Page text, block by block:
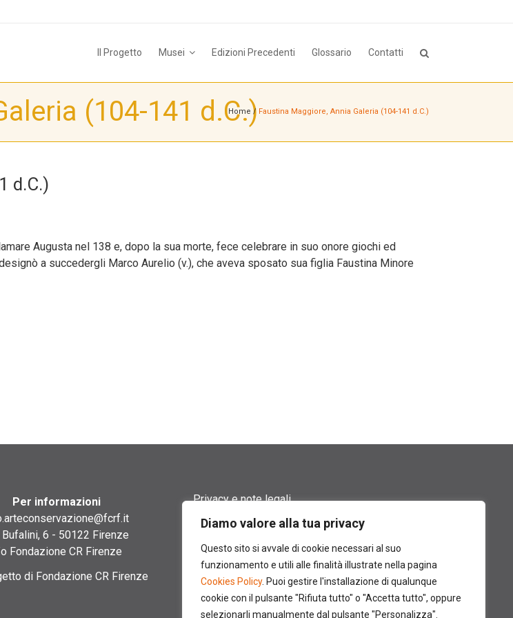
Diamo valore alla tua privacy
Questo sito si avvale di cookie necessari al suo
funzionamento e utili alle finalità illustrate nella pagina
Cookies Policy. Puoi gestire l'installazione di qualunque
cookie con il pulsante "Rifiuta tutto" o "Accetta tutto", oppure
selezionarli manualmente dal pulsante "Personalizza".
Il Progetto Musei Edizioni Precedenti Glossario Contatti
(104-141 d.C.)
Home / Faustina Maggiore, Annia Galeria (104-141 d.C.)
d.C.)
Augusta nel 138 e, dopo la sua morte, fece celebrare in suo onore giochi ed
a succedergli Marco Aurelio (v.), che aveva sposato sua figlia Faustina Minore
Per informazioni
Bufalini, 6 - 50122 Firenze
Fondazione CR Firenze
di Fondazione CR Firenze
Privacy e note legali
Termini di utilizzo
Cookie policy
Contatti